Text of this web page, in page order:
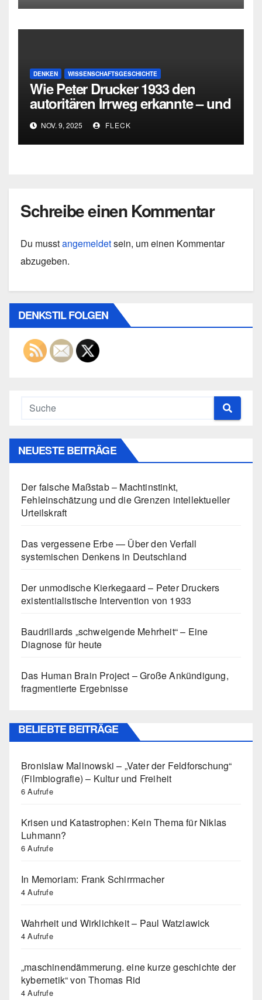
DENKEN WISSENSCHAFTSGESCHICHTE
Wie Peter Drucker 1933 den
autoritären Irrweg erkannte – und
den dritten Weg zwischen
Totalitarismus und Liberalismus
entwickelte
NOV. 9, 2025 FLECK
Schreibe einen Kommentar
Du musstangemeldetsein, um einen Kommentar
abzugeben.
DENKSTIL FOLGEN
NEUESTE BEITRÄGE
Der falsche Maßstab – Machtinstinkt,
Fehleinschätzung und die Grenzen intellektueller
Urteilskraft
Das vergessene Erbe — Über den Verfall
systemischen Denkens in Deutschland
Der unmodische Kierkegaard – Peter Druckers
existentialistische Intervention von 1933
Baudrillards „schweigende Mehrheit“ – Eine
Diagnose für heute
Das Human Brain Project – Große Ankündigung,
fragmentierte Ergebnisse
BELIEBTE BEITRÄGE
Bronislaw Malinowski – „Vater der Feldforschung“
(Filmbiografie) – Kultur und Freiheit
6 Aufrufe
Krisen und Katastrophen: Kein Thema für Niklas
Luhmann?
6 Aufrufe
In Memoriam: Frank Schirrmacher
4 Aufrufe
Wahrheit und Wirklichkeit – Paul Watzlawick
4 Aufrufe
„maschinendämmerung. eine kurze geschichte der
kybernetik“ von Thomas Rid
4 Aufrufe